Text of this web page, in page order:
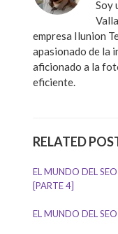
Soy
empresa Ilunion
apasionado de la
aficionado a la
eficiente.
RELATED
EL MUNDO DEL
[PARTE 4]
EL MUNDO DEL